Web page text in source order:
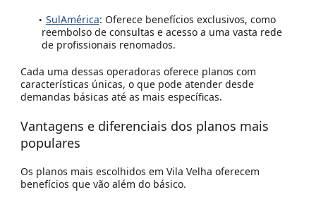
SulAmérica: Oferece benefícios exclusivos, como
reembolso de consultas e acesso a uma vasta rede
de profissionais renomados.
Cada uma dessas operadoras oferece planos com
características únicas, o que pode atender desde
demandas básicas até as mais específicas.
Vantagens e diferenciais dos planos mais
populares
Os planos mais escolhidos em Vila Velha oferecem
benefícios que vão além do básico.